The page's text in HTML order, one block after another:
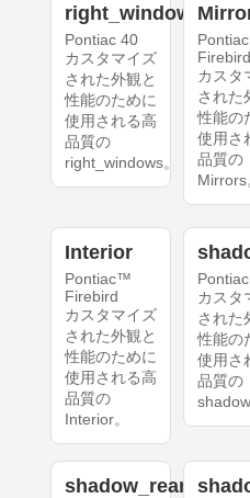
right_windows
Pontiac 40
カスタマイズ
された外観と
性能のために
使用される高
品質の
right_windows。
Firebird
カスタ
された
性能の
使用さ
品質の
Mirrors
Interior
Pontiac™
Firebird
カスタマイズ
された外観と
性能のために
使用される高
品質の
Interior。
Pontiac
カスタ
された
性能の
使用さ
品質の
shadow_rear_left